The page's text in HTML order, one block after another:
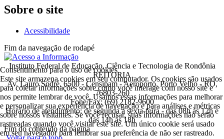
Sobre o site
Acessibilidade
Fim da navegação de rodapé
Instituto Federal de Educação, Ciência e Tecnologia de Rondônia
REITORIA
Av. Lauro Sodré, 6500 - Censipam - Aeroporto, Porto Velho - RO,
76803-260
Fone/Fax: (69) 2182-9600
Horário de atendimento: de segunda a sexta-feira - das 08h às 12h e
das 14h às 18h
Fim do conteúdo da página
Consentimento para o uso de cookies
Este site armazena cookies em seu computador. Os cookies são usados
para coletar informações sobre como você interage com nosso site e
nos permite lembrar de você. Usamos essas informações para melhorar
e personalizar sua experiência de navegação e para análises e métricas
sobre nossos visitantes. Se você recusar, suas informações não serão
rastreadas quando você visitar este site. Um único cookie será usado
em seu navegador para lembrar sua preferência de não ser rastreado.